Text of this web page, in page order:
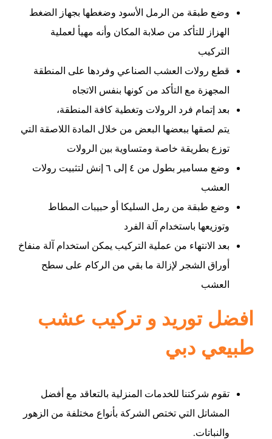
وضع طبقة من الرمل الأسود وضغطها بجهاز الضغط
الهزاز للتأكد من صلابة المكان وأنه مهيأ لعملية
التركيب
قطع رولات العشب الصناعي وفردها على المنطقة
المجهزة مع التأكد من كونها بنفس الاتجاه
بعد إتمام فرد الرولات وتغطية كافة المنطقة،
يتم لصقها ببعضها البعض من خلال المادة اللاصقة التي
توزع بطريقة خاصة ومتساوية بين الرولات
وضع مسامير بطول من ٤ إلى ٦ إنش لتثبيت رولات
العشب
وضع طبقة من رمل السليكا أو حبيبات المطاط
وتوزيعها باستخدام آلة الفرد
بعد الانتهاء من عملية التركيب يمكن استخدام آلة منفاخ
أوراق الشجر لإزالة ما بقي من الركام على سطح
العشب
افضل توريد و تركيب عشب
طبيعي دبي
تقوم شركتنا للخدمات المنزلية بالتعاقد مع أفضل
المشاتل التي تختص الشركة بأنواع مختلفة من الزهور
والنباتات.